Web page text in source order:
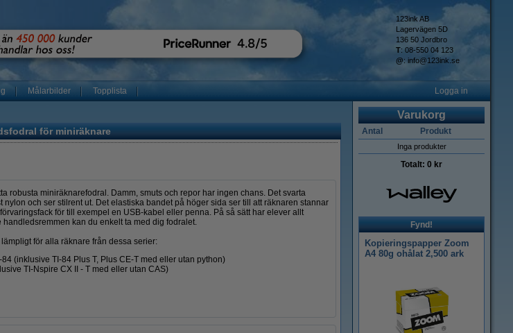
123ink AB
Lagervägen 5D
136 50 Jordbro
T: 08-550 04 123
@: info@123ink.se
Målarbilder Topplista Logga in
för miniräknare
robusta miniräknarefodral. Damm, smuts och repor har ingen chans. Det svarta
nylon och ser stilrent ut. Det elastiska bandet på höger sida ser till att räknaren stannar
för till exempel en USB-kabel eller penna. På så sätt har elever allt
handledsremmen kan du enkelt ta med dig fodralet.
för alla räknare från dessa serier:
84 (inklusive TI-84 Plus T, Plus CE-T med eller utan python)
TI-Nspire CX II - T med eller utan CAS)
Varukorg
Antal Produkt
Inga produkter
Totalt: 0 kr
Fynd!
Kopieringspapper Zoom
A4 80g ohålat 2,500 ark